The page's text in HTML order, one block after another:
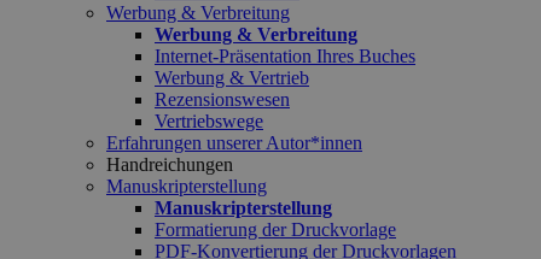
Werbung & Verbreitung
Werbung & Verbreitung
Internet-Präsentation Ihres Buches
Werbung & Vertrieb
Rezensionswesen
Vertriebswege
Erfahrungen unserer Autor*innen
Handreichungen
Manuskripterstellung
Manuskripterstellung
Formatierung der Druckvorlage
PDF-Konvertierung der Druckvorlagen